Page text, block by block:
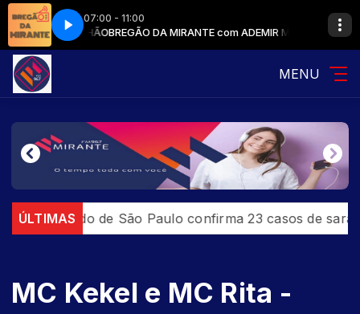
07:00 - 11:00
MARANHÃOBREGÃO DA MIRANTE com ADEMIR MARANHÃO
MIRANTE 96,7PLAYLIST MIRANTE com PRODUÇÃO MIRANTE 96,7
MENU
ÚLTIMAS
Estado de São Paulo confirma 23 casos de
MC Kekel e MC Rita -